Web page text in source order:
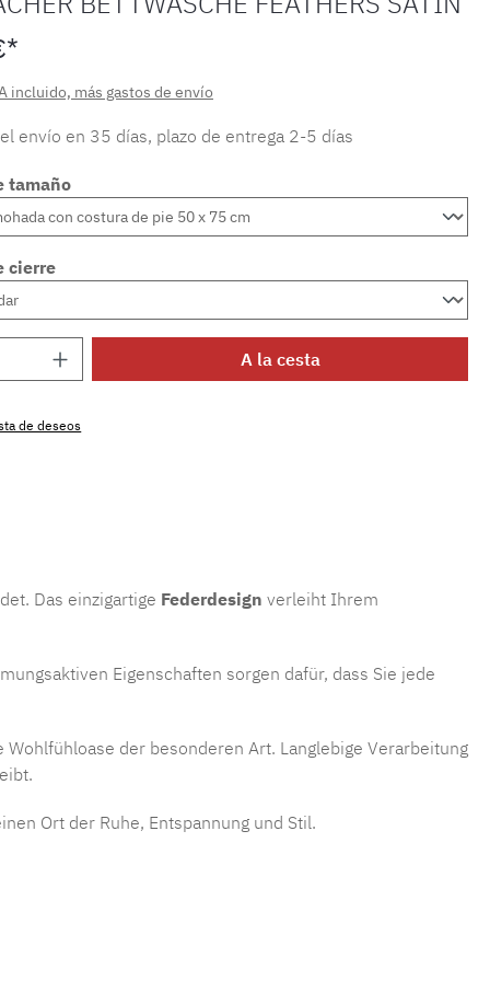
incluido, más gastos de envío
envío en 35 días, plazo de entrega 2-5 días
tamaño
cierre
del producto: introduce la cantidad
A la cesta
de deseos
Das einzigartige Federdesign verleiht Ihrem
Eigenschaften sorgen dafür, dass Sie jede
der besonderen Art. Langlebige Verarbeitung
Ort der Ruhe, Entspannung und Stil.